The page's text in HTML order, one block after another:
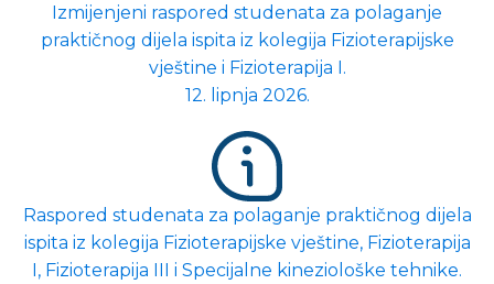
Izmijenjeni raspored studenata za polaganje
praktičnog dijela ispita iz kolegija Fizioterapijske
vještine i Fizioterapija I.
12. lipnja 2026.
Raspored studenata za polaganje praktičnog dijela
ispita iz kolegija Fizioterapijske vještine, Fizioterapija
I, Fizioterapija III i Specijalne kineziološke tehnike.